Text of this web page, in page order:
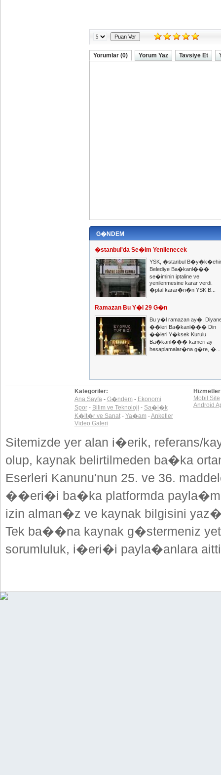
Yorumlar (0) Yorum Yaz Tavsiye Et
G�NDEM
�stanbul'da Se�im Yenilenecek
YSK, �stanbul B�y�k�ehir
Belediye Ba�kanl���
se�iminin iptaline ve
yenilenmesine karar verdi.
�ptal karar�n�n YSK B...
Ramazan Bu Y�l 29 G�n
Bu y�l ramazan ay�,
��leri Ba�kanl��� Din
��leri Y�ksek Kurulu
Ba�kanl��� kameri ay
hesaplamalar�na g�re, �...
Kategoriler:
Ana Sayfa- G�ndem - Ekonomi
Spor- Bilim ve Teknoloji - Sa�l�k
K�lt�r ve Sanat- Ya�am -Anketler
Video Galeri
Mobil Site
Android
Sitemizde yer alan i�erik, referans/
olup, kaynak belirtilmeden ba�ka
Eserleri Kanunu'nun 25. ve 36.
��eri�i ba�ka platformda
izin alman�z ve kaynak bilgisini
Tek ba��na kaynak g�stermeniz
sorumluluk, i�eri�i payla�anlara